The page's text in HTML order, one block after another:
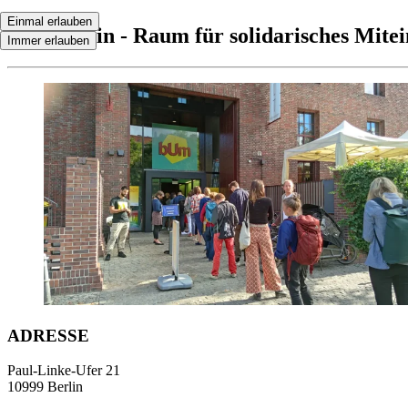
bUm.berlin - Raum für solidarisches
ADRESSE
Paul-Linke-Ufer 21
10999 Berlin
Einmal erlauben
Immer erlauben